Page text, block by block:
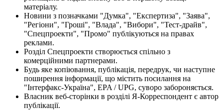
матеріалу.
Новини з позначками "Думка", "Експертиза", "Заява",
"Регіони", "Гроші", "Влада", "Вибори", "Тест-драйв",
"Спецпроекти", "Промо" публікуються на правах
реклами.
Розділ Спецпроекти створюється спільно з
комерційними партнерами.
Будь яке копіювання, публікація, передрук, чи наступне
поширення інформації, що містить посилання на
"Інтерфакс-Україна", EPA / UPG, суворо забороняється.
Власник веб-сторінки в розділі Я-Корреспондент є автор
публікації.